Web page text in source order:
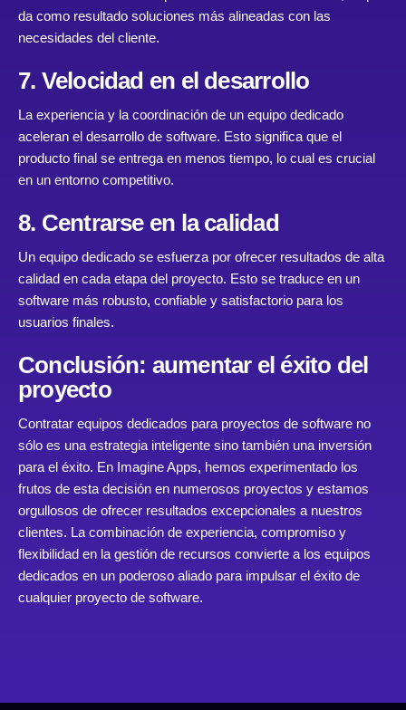
da como resultado soluciones más alineadas con las
necesidades del cliente.
7. Velocidad en el desarrollo
La experiencia y la coordinación de un equipo dedicado
aceleran el desarrollo de software. Esto significa que el
producto final se entrega en menos tiempo, lo cual es crucial
en un entorno competitivo.
8. Centrarse en la calidad
Un equipo dedicado se esfuerza por ofrecer resultados de alta
calidad en cada etapa del proyecto. Esto se traduce en un
software más robusto, confiable y satisfactorio para los
usuarios finales.
Conclusión: aumentar el éxito del
proyecto
Contratar equipos dedicados para proyectos de software no
sólo es una estrategia inteligente sino también una inversión
para el éxito. En Imagine Apps, hemos experimentado los
frutos de esta decisión en numerosos proyectos y estamos
orgullosos de ofrecer resultados excepcionales a nuestros
clientes. La combinación de experiencia, compromiso y
flexibilidad en la gestión de recursos convierte a los equipos
dedicados en un poderoso aliado para impulsar el éxito de
cualquier proyecto de software.